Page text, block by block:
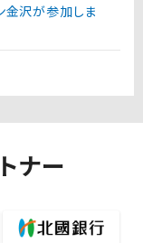
沢が参加しま
ナー